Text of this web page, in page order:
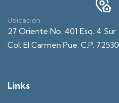
Ubicación
27 Oriente No. 401 Esq. 4 Sur
Col. El Carmen Pue. C.P. 72530
Links